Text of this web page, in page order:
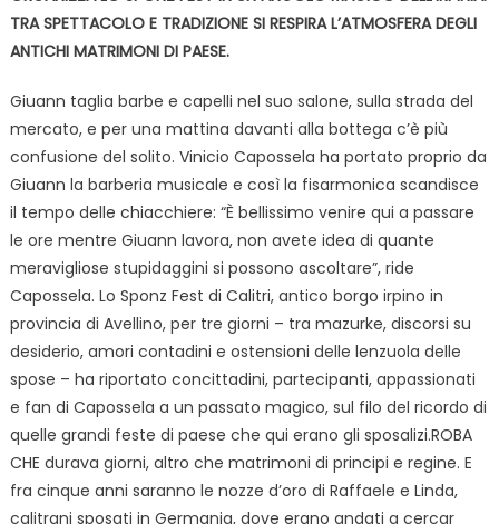
TRA SPETTACOLO E TRADIZIONE SI RESPIRA L’ATMOSFERA DEGLI
ANTICHI MATRIMONI DI PAESE.
Giuann taglia barbe e capelli nel suo salone, sulla strada del
mercato, e per una mattina davanti alla bottega c’è più
confusione del solito. Vinicio Capossela ha portato proprio da
Giuann la barberia musicale e così la fisarmonica scandisce
il tempo delle chiacchiere: “È bellissimo venire qui a passare
le ore mentre Giuann lavora, non avete idea di quante
meravigliose stupidaggini si possono ascoltare”, ride
Capossela. Lo Sponz Fest di Calitri, antico borgo irpino in
provincia di Avellino, per tre giorni – tra mazurke, discorsi su
desiderio, amori contadini e ostensioni delle lenzuola delle
spose – ha riportato concittadini, partecipanti, appassionati
e fan di Capossela a un passato magico, sul filo del ricordo di
quelle grandi feste di paese che qui erano gli sposalizi.ROBA
CHE durava giorni, altro che matrimoni di principi e regine. E
fra cinque anni saranno le nozze d’oro di Raffaele e Linda,
calitrani sposati in Germania, dove erano andati a cercar